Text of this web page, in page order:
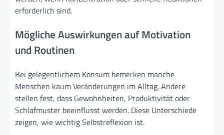
erforderlich sind.
Mögliche Auswirkungen auf Motivation
und Routinen
Bei gelegentlichem Konsum bemerken manche
Menschen kaum Veränderungen im Alltag. Andere
stellen fest, dass Gewohnheiten, Produktivität oder
Schlafmuster beeinflusst werden. Diese Unterschiede
zeigen, wie wichtig Selbstreflexion ist.